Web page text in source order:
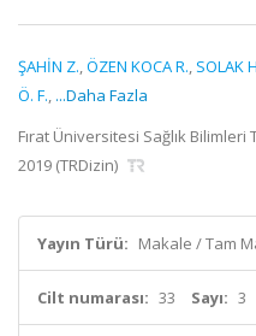
ŞAHİN Z.,ÖZEN KOCA R., SOLAK
Ö. F., ...Daha Fazla
Fırat Üniversitesi Sağlık Bilimleri
2019 (TRDizin)
Yayın Türü: Makale / Tam
Cilt numarası: 33 Sayı: 3